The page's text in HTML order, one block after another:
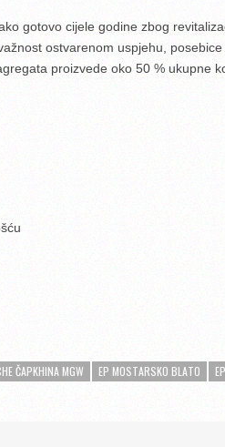
gotovo cijele godine zbog
ostvarenom uspjehu,
proizvede oko 50 % ukupne
ČAPKHINA MGW EP MOSTARSKO BLATO